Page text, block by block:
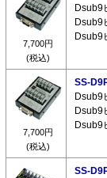
7,700円
(税込)
Dsub9
Dsub9
Dsub9
7,700円
(税込)
SS-
Dsub9
Dsub9
Dsub9
SS-